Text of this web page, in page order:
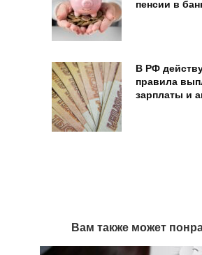
пенсии в
В РФ
правила
зарплаты и
Вам также может